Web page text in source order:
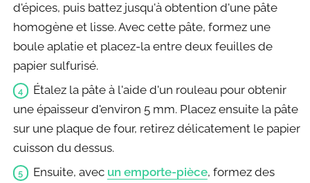
d'épices, puis battez jusqu'à obtention d'une pâte
homogène et lisse. Avec cette pâte, formez une
boule aplatie et placez-la entre deux feuilles de
papier sulfurisé.
Étalez la pâte à l'aide d'un rouleau pour obtenir
une épaisseur d'environ 5 mm. Placez ensuite la pâte
sur une plaque de four, retirez délicatement le papier
cuisson du dessus.
Ensuite, avec un emporte-pièce, formez des